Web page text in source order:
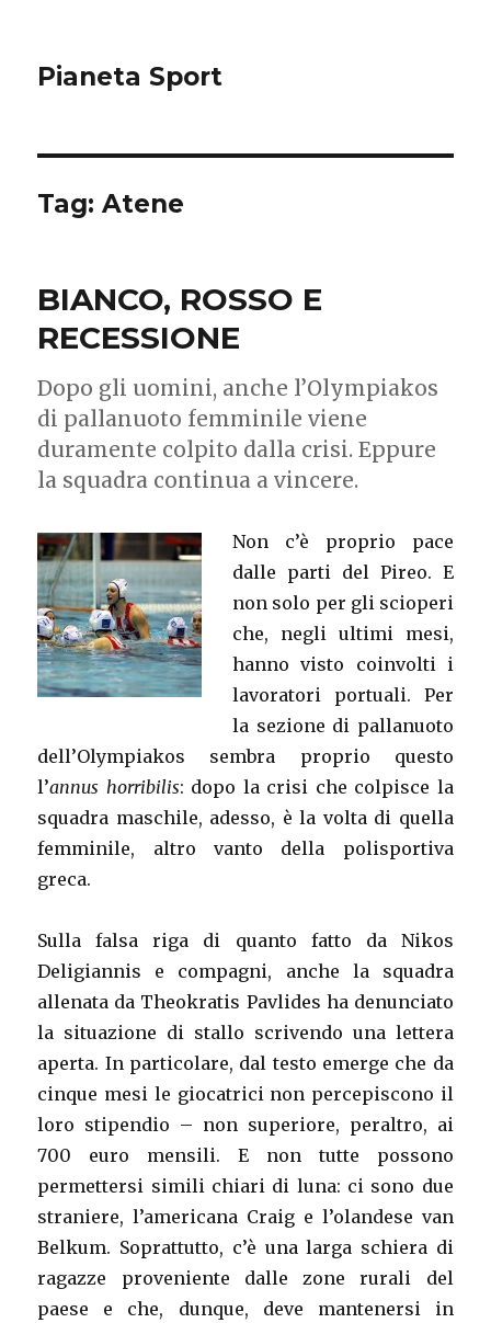
Pianeta Sport
Tag: Atene
BIANCO, ROSSO E
RECESSIONE
Dopo gli uomini, anche l’Olympiakos
di pallanuoto femminile viene
duramente colpito dalla crisi. Eppure
la squadra continua a vincere.
Non c’è proprio pace
dalle parti del Pireo. E
non solo per gli scioperi
che, negli ultimi mesi,
hanno visto coinvolti i
lavoratori portuali. Per
la sezione di pallanuoto
dell’Olympiakos sembra proprio questo
l’annus horribilis: dopo la crisi che colpisce la
squadra maschile, adesso, è la volta di quella
femminile, altro vanto della polisportiva
greca.
Sulla falsa riga di quanto fatto da Nikos
Deligiannis e compagni, anche la squadra
allenata da Theokratis Pavlides ha denunciato
la situazione di stallo scrivendo una lettera
aperta. In particolare, dal testo emerge che da
cinque mesi le giocatrici non percepiscono il
loro stipendio – non superiore, peraltro, ai
700 euro mensili. E non tutte possono
permettersi simili chiari di luna: ci sono due
straniere, l’americana Craig e l’olandese van
Belkum. Soprattutto, c’è una larga schiera di
ragazze proveniente dalle zone rurali del
paese e che, dunque, deve mantenersi in